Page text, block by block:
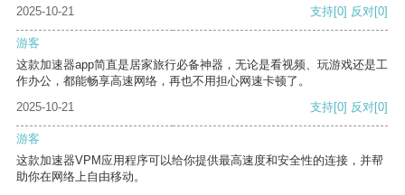
2025-10-21 支持[0] 反对[0]
游客
这款加速器app简直是居家旅行必备神器，无论是看视频、玩游戏还是工
作办公，都能畅享高速网络，再也不用担心网速卡顿了。
2025-10-21
支持[0] 反对[0]
游客
这款加速器VPM应用程序可以给你提供最高速度和安全性的连接，并帮
助你在网络上自由移动。